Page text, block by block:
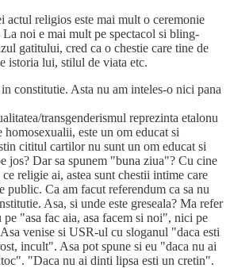
actul religios este mai mult o ceremonie
noi e mai mult pe spectacol si bling-
gatitului, cred ca o chestie care tine de
istoria lui, stilul de viata etc.
constitutie. Asta nu am inteles-o nici pana
transgenderismul reprezinta etalonu
homosexualii, este un om educat si
cititul cartilor nu sunt un om educat si
jos? Dar sa spunem "buna ziua"? Cu cine
religie ai, astea sunt chestii intime care
public. Ca am facut referendum ca sa nu
Asa, si unde este greseala? Ma refer
"asa fac aia, asa facem si noi", nici pe
venise si USR-ul cu sloganul "daca esti
incult". Asa pot spune si eu "daca nu ai
"Daca nu ai dinti lipsa esti un cretin".